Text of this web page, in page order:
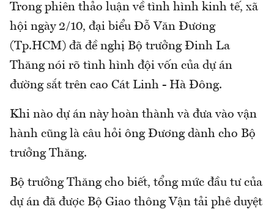
Trong phiên thảo luận về tình hình kinh tế, xã
hội ngày 2/10, đại biểu Đỗ Văn Đương
(Tp.HCM) đã đề nghị Bộ trưởng Đinh La
Thăng nói rõ tình hình đội vốn của dự án
đường sắt trên cao Cát Linh - Hà Đông.
Khi nào dự án này hoàn thành và đưa vào vận
hành cũng là câu hỏi ông Đương dành cho Bộ
trưởng Thăng.
Bộ trưởng Thăng cho biết, tổng mức đầu tư của
dự án đã được Bộ Giao thông Vận tải phê duyệt